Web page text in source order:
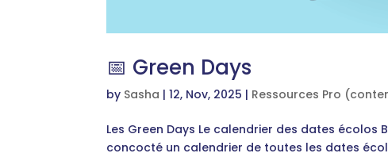
📅 Green Days
by Sasha |12, Nov, 2025 | Ressources Pro
Les Green Days Le calendrier des dates écolos
concocté un calendrier de toutes les dates